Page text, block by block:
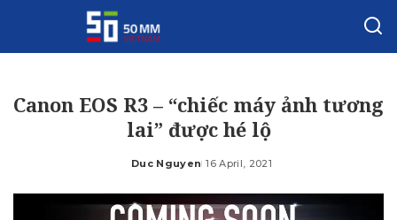
Canon EOS R3 – “chiếc máy ảnh tương
lai” được hé lộ
Posted
Duc Nguyen 16 April, 2021